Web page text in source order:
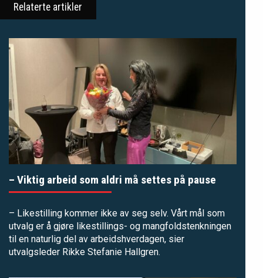
Relaterte artikler
– Viktig arbeid som aldri må settes på pause
– Likestilling kommer ikke av seg selv. Vårt mål som
utvalg er å gjøre likestillings- og mangfoldstenkningen
til en naturlig del av arbeidshverdagen, sier
utvalgsleder Rikke Stefanie Hallgren.